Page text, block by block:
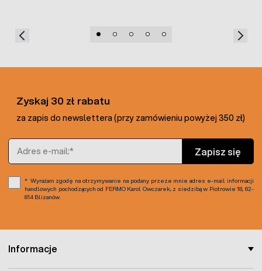
Informacje
Zyskaj 30 zł rabatu
za zapis do newslettera (przy zamówieniu powyżej 350 zł)
Adres e-mail
Zapisz się
Wyrażam zgodę na otrzymywanie na podany przeze mnie adres e-mail informacji
handlowych pochodzących od FERMO Karol Owczarek, z siedzibą w Piotrowie 18, 62-
814 Blizanów.